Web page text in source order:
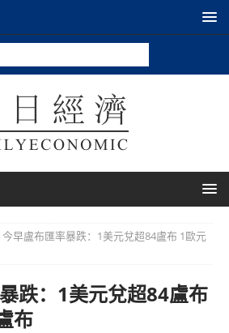
今早盧布匯率暴跌：1美元兌超84盧布 1歐元
跌：1美元兌超84盧布
布